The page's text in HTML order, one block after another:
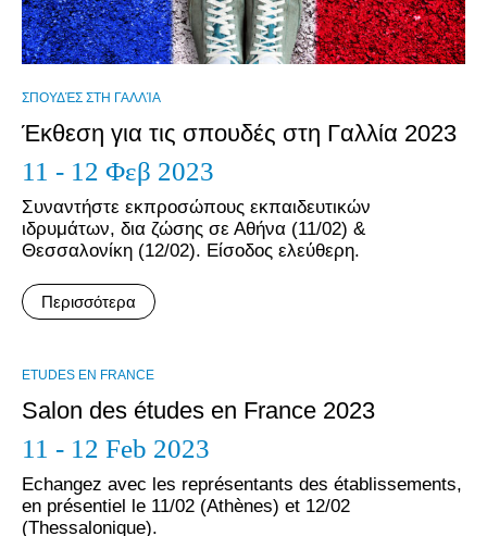
ΣΠΟΥΔΈΣ ΣΤΗ ΓΑΛΛΊΑ
Έκθεση για τις σπουδές στη Γαλλία 2023
11 - 12 Φεβ 2023
Συναντήστε εκπροσώπους εκπαιδευτικών
ιδρυμάτων, δια ζώσης σε Αθήνα (11/02) &
Θεσσαλονίκη (12/02). Είσοδος ελεύθερη.
Περισσότερα
ΕTUDES EN FRANCE
Salon des études en France 2023
11 - 12 Feb 2023
Echangez avec les représentants des établissements,
en présentiel le 11/02 (Athènes) et 12/02
(Thessalonique).